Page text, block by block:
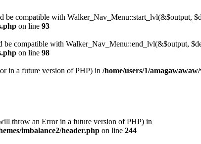
compatible with Walker_Nav_Menu::start_lvl(&$output,
on line 93
compatible with Walker_Nav_Menu::end_lvl(&$output,
on line 98
in a future version of PHP) in /home/users/1/
throw an Error in a future version of PHP) in
imbalance2/header.php on line 244